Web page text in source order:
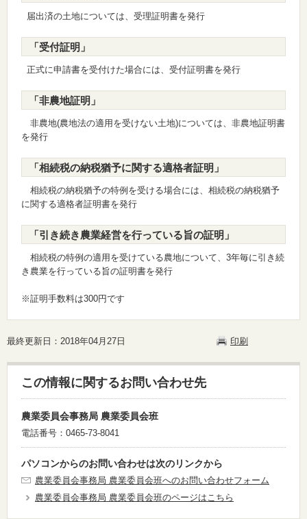
届出済の土地については、受理証明書を発行
「受付証明」
正式に申請書を受付けた場合には、受付証明書を発行
「非農地証明」
非農地(農地法の適用を受けない土地)については、非農地証明書
を発行
「相続税の納税猶予に関する適格者証明」
相続税の納税猶予の特例を受ける場合には、相続税の納税猶予
に関する適格者証明書を発行
「引き続き農業経営を行っている旨の証明」
相続税の特例の適用を受けている農地について、3年毎に引き続
き農業を行っている旨の証明書を発行
※証明手数料は300円です
最終更新日：2018年04月27日 印刷
この情報に関するお問い合わせ先
農業委員会事務局 農業委員会班
電話番号：0465-73-8041
パソコンからのお問い合わせは次のリンクから
農業委員会事務局 農業委員会班へのお問い合わせフォーム
農業委員会事務局 農業委員会班のページはこちら